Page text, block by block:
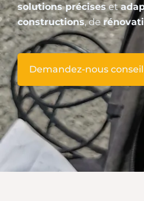
solutions préciseset
constructions, de
Demandez-nous conseil